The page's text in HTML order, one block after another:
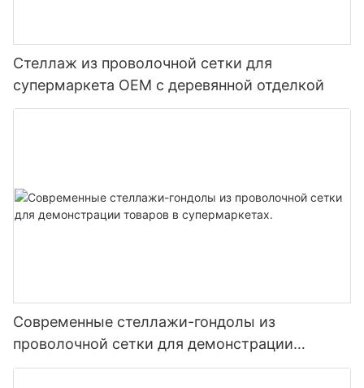
Стеллаж из проволочной сетки для
супермаркета OEM с деревянной отделкой
Современные стеллажи-гондолы из
проволочной сетки для демонстрации
товаров в супермаркетах.